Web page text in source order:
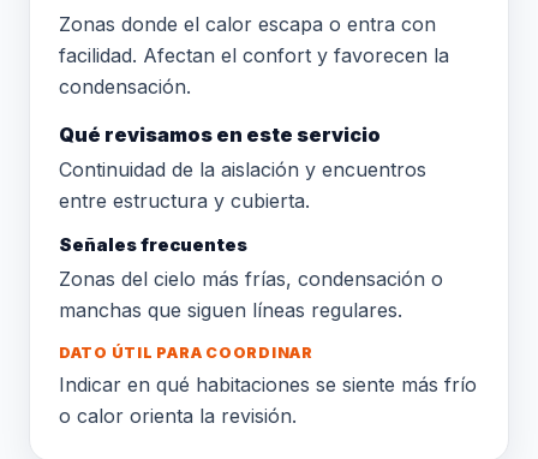
Zonas donde el calor escapa o entra con
facilidad. Afectan el confort y favorecen la
condensación.
Qué revisamos en este servicio
Continuidad de la aislación y encuentros
entre estructura y cubierta.
Señales frecuentes
Zonas del cielo más frías, condensación o
manchas que siguen líneas regulares.
DATO ÚTIL PARA COORDINAR
Indicar en qué habitaciones se siente más frío
o calor orienta la revisión.